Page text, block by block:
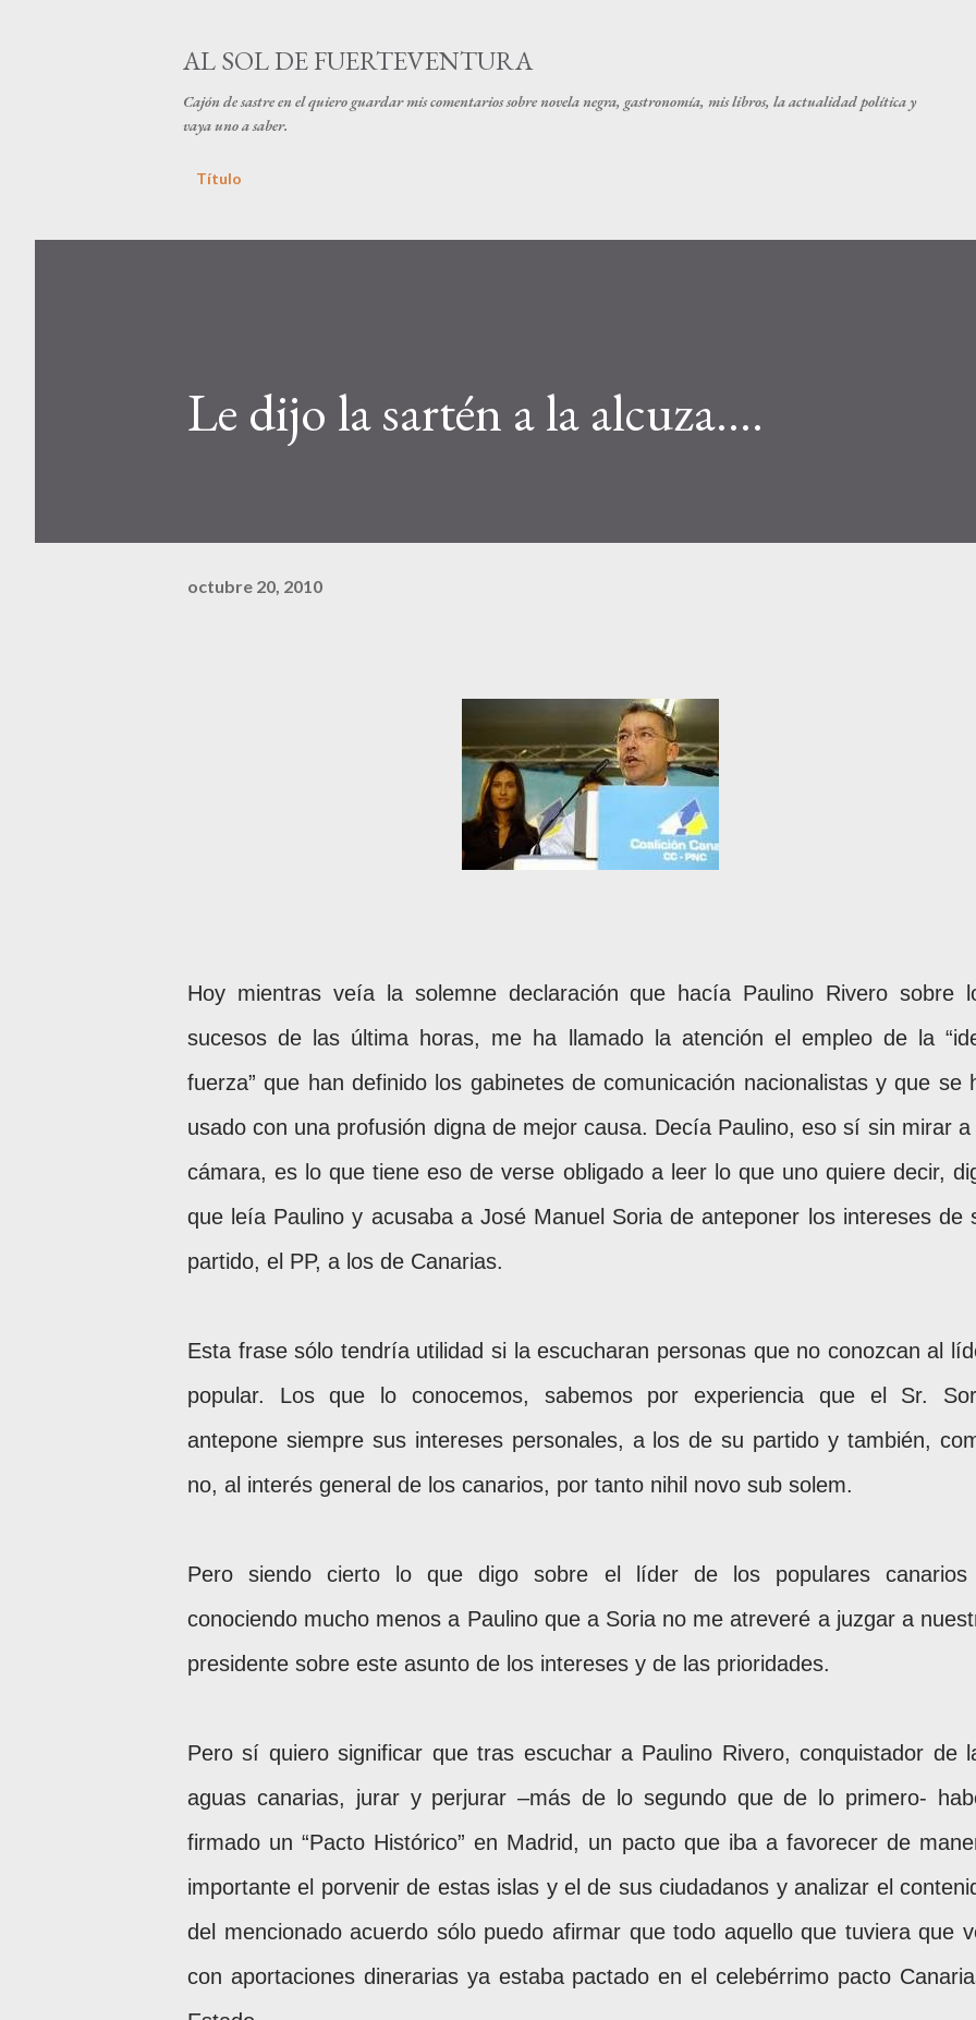
AL SOL DE FUERTEVENTURA
Cajón de sastre en el quiero guardar mis comentarios sobre novela negra, gastronomía, mis libros, la actualidad política y
vaya uno a saber.
Título
Le dijo la sartén a la alcuza....
octubre 20, 2010
Hoy mientras veía la solemne declaración que hacía Paulino Rivero sobre
sucesos de las última horas, me ha llamado la atención el empleo de la
fuerza” que han definido los gabinetes de comunicación nacionalistas y que se
usado con una profusión digna de mejor causa. Decía Paulino, eso sí sin mirar a
cámara, es lo que tiene eso de verse obligado a leer lo que uno quiere decir,
que leía Paulino y acusaba a José Manuel Soria de anteponer los intereses de
partido, el PP, a los de Canarias.
Esta frase sólo tendría utilidad si la escucharan personas que no conozcan al
popular. Los que lo conocemos, sabemos por experiencia que el Sr.
antepone siempre sus intereses personales, a los de su partido y también,
no, al interés general de los canarios, por tanto nihil novo sub solem.
Pero siendo cierto lo que digo sobre el líder de los populares
conociendo mucho menos a Paulino que a Soria no me atreveré a juzgar a
presidente sobre este asunto de los intereses y de las prioridades.
Pero sí quiero significar que tras escuchar a Paulino Rivero, conquistador de
aguas canarias, jurar y perjurar –más de lo segundo que de lo primero-
firmado un “Pacto Histórico” en Madrid, un pacto que iba a favorecer de
importante el porvenir de estas islas y el de sus ciudadanos y analizar el
del mencionado acuerdo sólo puedo afirmar que todo aquello que tuviera que
con aportaciones dinerarias ya estaba pactado en el celebérrimo pacto